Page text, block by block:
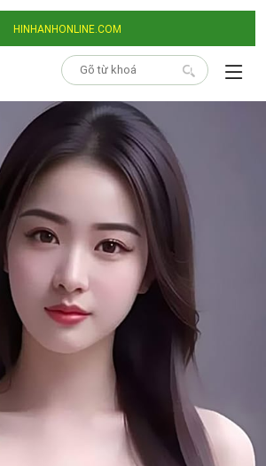
HINHANHONLINE.COM